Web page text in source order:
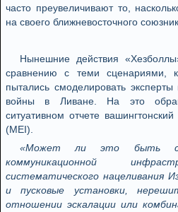
часто преувеличивают то,
на своего ближневосточного
Нынешние действия
сравнению с теми сценариями,
пытались смоделировать
войны в Ливане. На это
ситуативном отчете
(MEI).
«Может ли это быть
коммуникационной
систематического нацеливания
и пусковые установки,
отношении эскалации или